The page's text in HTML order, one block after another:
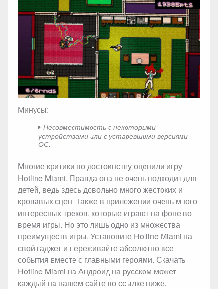
Минусы:
Несовместимость с некоторыми
устройствами или с устаревшими версиями
ОС.
Многие критики по достоинству оценили игру
Hotline Miami. Правда она не очень подходит для
детей, ведь здесь довольно много жестоких и
кровавых сцен. Также в приложении очень много
интересных треков, которые играют на фоне во
время игры. Но это лишь одно из множества
преимуществ игры. Установите Hotline Miami на
свой гаджет и переживайте абсолютно все
события вместе с главными героями. Скачать
Hotline Miami на Андроид на русском может
каждый на нашем сайте по ссылке ниже.